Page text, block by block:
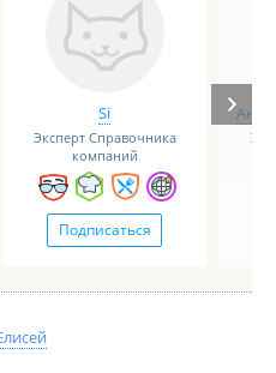
Si
Эксперт Справочника
компаний
Подписаться